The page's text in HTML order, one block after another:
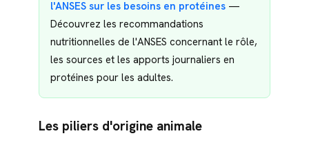
l'ANSES sur les besoins en protéines —
Découvrez les recommandations
nutritionnelles de l'ANSES concernant le rôle,
les sources et les apports journaliers en
protéines pour les adultes.
Les piliers d'origine animale